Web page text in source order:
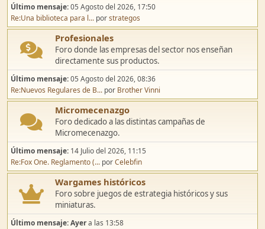
Último mensaje:05 Agosto del 2026, 17:50
Re:Una biblioteca para l... porstrategos
Profesionales
Foro donde las empresas del sector nos enseñan
directamente sus productos.
Último mensaje:05 Agosto del 2026, 08:36
Re:Nuevos Regulares de B... por Brother Vinni
Micromecenazgo
Foro dedicado a las distintas campañas de
Micromecenazgo.
Último mensaje: 14 Julio del 2026, 11:15
Re:Fox One. Reglamento (... porCelebfin
Wargames históricos
Foro sobre juegos de estrategia históricos y sus
miniaturas.
Último mensaje:Ayera las 13:58